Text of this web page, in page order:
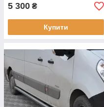
5 300 ₴
Купити